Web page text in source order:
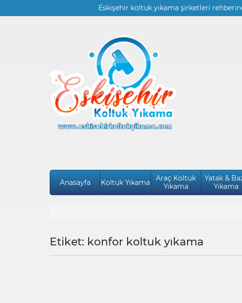
Eskişehir koltuk yıkama şirketleri
Anasayfa Koltuk Yıkama
Araç Koltuk
Yıkama
Yatak &
Yıkama
Etiket: konfor koltuk yıkama